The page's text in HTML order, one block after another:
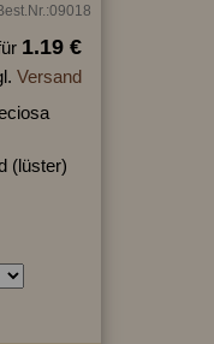
1.19 €
Versand
(lüster)